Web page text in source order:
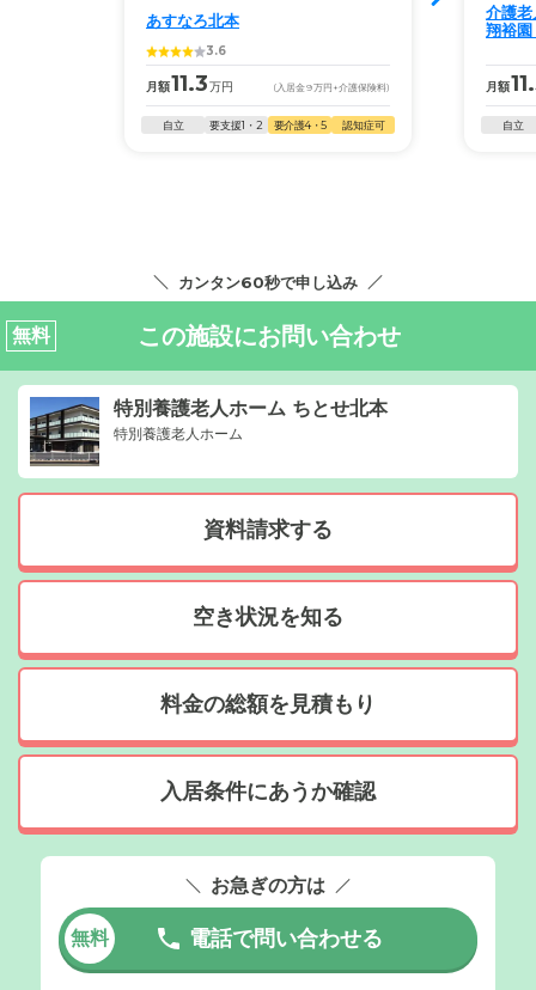
あすなろ北本
3.6
月額11.3万円 (入居金9万円 +介護保険料)
自立 要支援1・2 要介護4・5 認知症可
介護
翔裕
月額
自立
カンタン60秒で申し込み
無料 この施設にお問い合わせ
特別養護老人ホーム ちとせ北本
特別養護老人ホーム
資料請求する
空き状況を知る
料金の総額を見積もり
入居条件にあうか確認
お急ぎの方は
無料 電話で問い合わせる